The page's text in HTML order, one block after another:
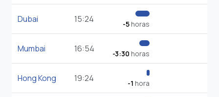
Dubai 15:24 -5horas
Mumbai 16:54 -3:30 horas
Hong Kong 19:24 -1 hora